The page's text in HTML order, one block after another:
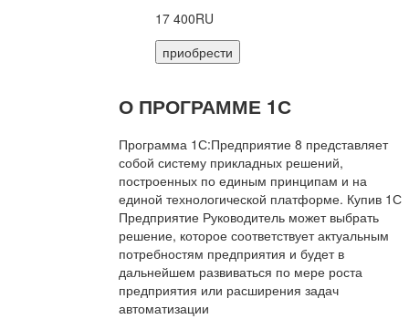
17 400RU
приобрести
О ПРОГРАММЕ 1С
Программа 1С:Предприятие 8 представляет
собой систему прикладных решений,
построенных по единым принципам и на
единой технологической платформе. Купив 1С
Предприятие Руководитель может выбрать
решение, которое соответствует актуальным
потребностям предприятия и будет в
дальнейшем развиваться по мере роста
предприятия или расширения задач
автоматизации